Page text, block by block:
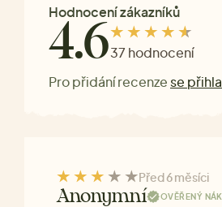
Hodnocení zákazníků
4.637 hodnocení
Pro přidání recenze se
Před 6 měsíci
Anonymní OVĚŘENÝ